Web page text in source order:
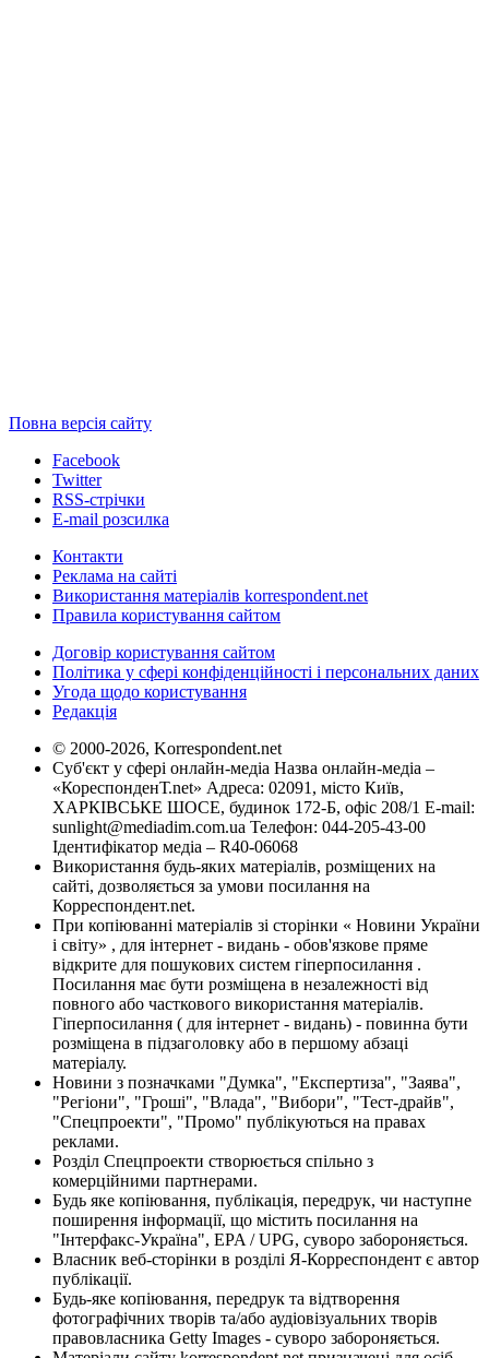
Повна версія сайту
Facebook
Twitter
RSS-стрічки
E-mail розсилка
Контакти
Реклама на сайті
Використання матеріалів korrespondent.net
Правила користування сайтом
Договір користування сайтом
Політика у сфері конфіденційності і персональних даних
Угода щодо користування
Редакція
© 2000-2026, Korrespondent.net
Суб'єкт у сфері онлайн-медіа Назва онлайн-медіа –
«КореспонденТ.net» Адреса: 02091, місто Київ,
ХАРКІВСЬКЕ ШОСЕ, будинок 172-Б, офіс 208/1 E-mail:
sunlight@mediadim.com.ua Телефон: 044-205-43-00
Ідентифікатор медіа – R40-06068
Використання будь-яких матеріалів, розміщених на
сайті, дозволяється за умови посилання на
Корреспондент.net.
При копіюванні матеріалів зі сторінки « Новини України
і світу» , для інтернет - видань - обов'язкове пряме
відкрите для пошукових систем гіперпосилання .
Посилання має бути розміщена в незалежності від
повного або часткового використання матеріалів.
Гіперпосилання ( для інтернет - видань) - повинна бути
розміщена в підзаголовку або в першому абзаці
матеріалу.
Новини з позначками "Думка", "Експертиза", "Заява",
"Регіони", "Гроші", "Влада", "Вибори", "Тест-драйв",
"Спецпроекти", "Промо" публікуються на правах
реклами.
Розділ Спецпроекти створюється спільно з
комерційними партнерами.
Будь яке копіювання, публікація, передрук, чи наступне
поширення інформації, що містить посилання на
"Інтерфакс-Україна", EPA / UPG, суворо забороняється.
Власник веб-сторінки в розділі Я-Корреспондент є автор
публікації.
Будь-яке копіювання, передрук та відтворення
фотографічних творів та/або аудіовізуальних творів
правовласника Getty Images - суворо забороняється.